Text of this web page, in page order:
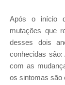
Após o início
mutações que
desses dois
conhecidas
com as
os sintomas são